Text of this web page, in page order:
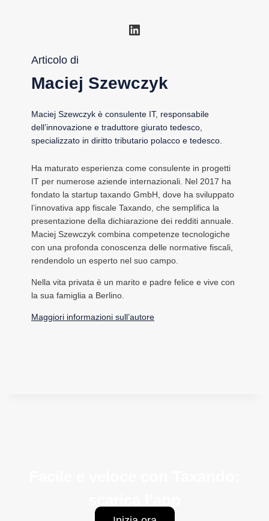
LinkedIn
Articolo di
Maciej Szewczyk
Maciej Szewczyk è consulente IT, responsabile
dell’innovazione e traduttore giurato tedesco,
specializzato in diritto tributario polacco e tedesco.
Ha maturato esperienza come consulente in progetti
IT per numerose aziende internazionali. Nel 2017 ha
fondato la startup taxando GmbH, dove ha sviluppato
l’innovativa app fiscale Taxando, che semplifica la
presentazione della dichiarazione dei redditi annuale.
Maciej Szewczyk combina competenze tecnologiche
con una profonda conoscenza delle normative fiscali,
rendendolo un esperto nel suo campo.
Nella vita privata è un marito e padre felice e vive con
la sua famiglia a Berlino.
Maggiori informazioni sull’autore